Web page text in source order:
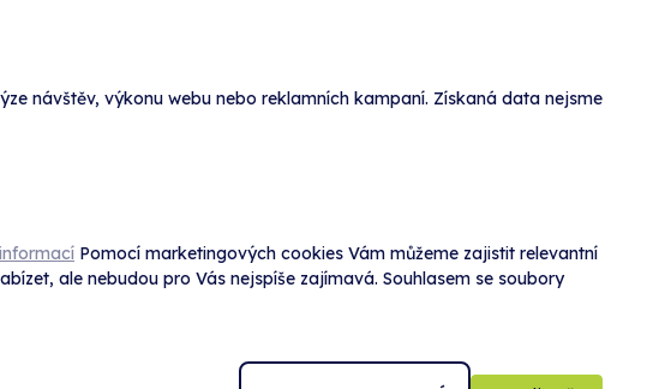
návštěv, výkonu webu nebo reklamních kampaní. Získaná data nejsme
Pomocí marketingových cookies Vám můžeme zajistit relevantní
ale nebudou pro Vás nejspíše zajímavá. Souhlasem se soubory